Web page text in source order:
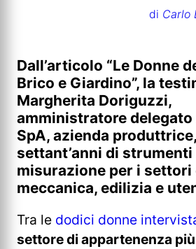
di Carlo
Dall’articolo “Le Donne
Brico e Giardino”, la
Margherita Doriguzzi,
amministratore
SpA, azienda
settant’anni di strumenti
misurazione per i settori
meccanica, edilizia e
Tra le dodici donne
settore di appartenenza